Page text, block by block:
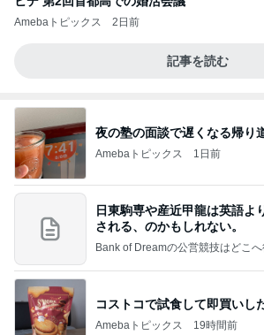
Amebaトピックス 2日前
記事を読む
夜の塾の面談で遅くなる帰り
Amebaトピックス 1日前
日東駒専や産近甲龍は英語よ
される、のかもしれない。
Bank of Dreamの公営競技はどこへ
コストコで試食して即買いし
Amebaトピックス 19時間前